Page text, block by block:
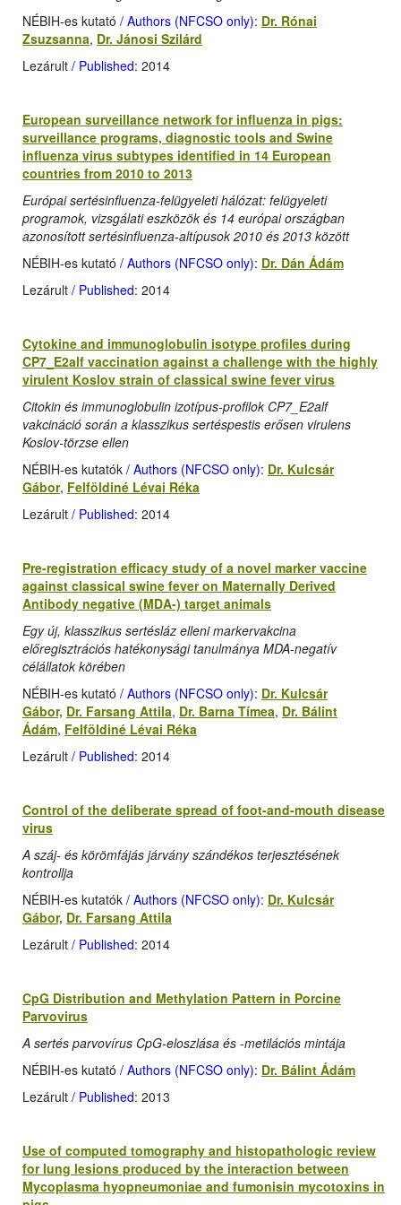
NÉBIH-es kutató / Authors (NFCSO only): Dr. Rónai
Zsuzsanna, Dr. Jánosi Szilárd
Lezárult / Published: 2014
European surveillance network for influenza in pigs:
surveillance programs, diagnostic tools and Swine
influenza virus subtypes identified in 14 European
countries from 2010 to 2013
Európai sertésinfluenza-felügyeleti hálózat: felügyeleti
programok, vizsgálati eszközök és 14 európai országban
azonosított sertésinfluenza-altípusok 2010 és 2013 között
NÉBIH-es kutató / Authors (NFCSO only): Dr. Dán Ádám
Lezárult / Published: 2014
Cytokine and immunoglobulin isotype profiles during
CP7_E2alf vaccination against a challenge with the highly
virulent Koslov strain of classical swine fever virus
Citokin és immunoglobulin izotípus-profilok CP7_E2alf
vakcináció során a klasszikus sertéspestis erősen virulens
Koslov-törzse ellen
NÉBIH-es kutatók / Authors (NFCSO only): Dr. Kulcsár
Gábor, Felföldiné Lévai Réka
Lezárult / Published: 2014
Pre-registration efficacy study of a novel marker vaccine
against classical swine fever on Maternally Derived
Antibody negative (MDA-) target animals
Egy új, klasszikus sertésláz elleni markervakcina
előregisztrációs hatékonysági tanulmánya MDA-negatív
célállatok körében
NÉBIH-es kutató / Authors (NFCSO only): Dr. Kulcsár
Gábor, Dr. Farsang Attila, Dr. Barna Tímea, Dr. Bálint
Ádám, Felföldiné Lévai Réka
Lezárult / Published: 2014
Control of the deliberate spread of foot-and-mouth disease
virus
A száj- és körömfájás járvány szándékos terjesztésének
kontrollja
NÉBIH-es kutatók / Authors (NFCSO only): Dr. Kulcsár
Gábor, Dr. Farsang Attila
Lezárult / Published: 2014
CpG Distribution and Methylation Pattern in Porcine
Parvovirus
A sertés parvovírus CpG-eloszlása és -metilációs mintája
NÉBIH-es kutató / Authors (NFCSO only): Dr. Bálint Ádám
Lezárult / Published: 2013
Use of computed tomography and histopathologic review
for lung lesions produced by the interaction between
Mycoplasma hyopneumoniae and fumonisin mycotoxins in